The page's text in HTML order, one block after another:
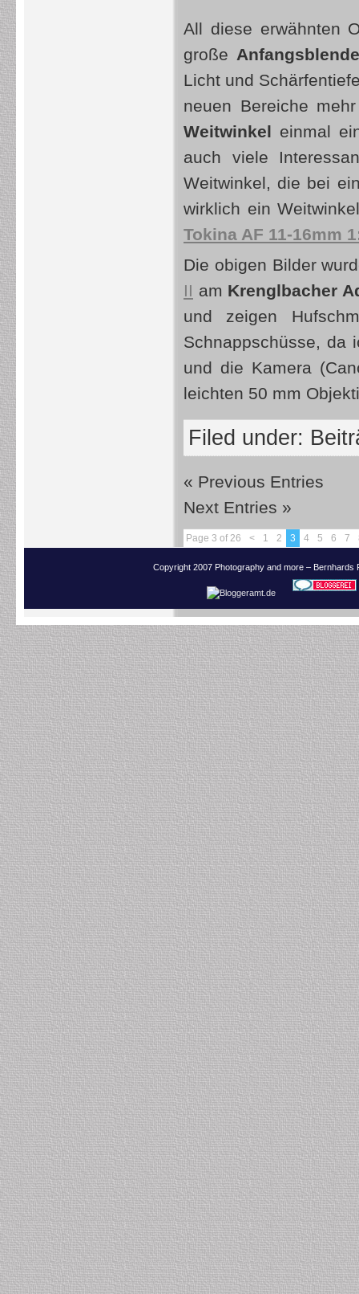
All diese erwähnten
große
Licht und
neuen Bereiche
Weitwinkel einmal
auch viele
Weitwinkel, die bei
wirklich ein
Tokina AF 11-16mm
Die obigen Bilder
II am Krenglbacher
und zeigen
Schnappschüsse, da
und die Kamera
leichten 50 mm
Filed under:
« Previous Entries
Next Entries »
Page 3 of 26 < 1 2 3 4 5 6 7
Copyright 2007 Photography and more –